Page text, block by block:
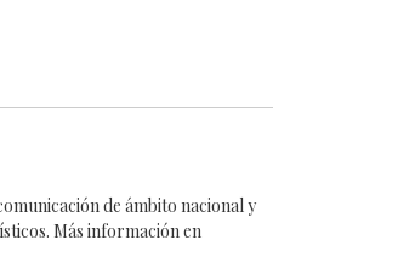
de ámbito nacional y
Más información en